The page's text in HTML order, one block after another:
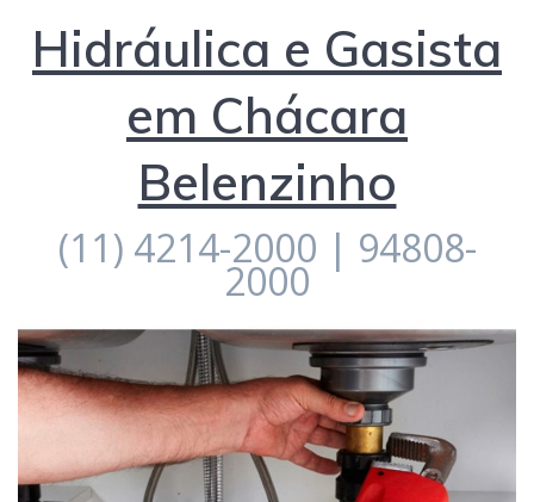
Hidráulica e Gasista
em Chácara
Belenzinho
(11) 4214-2000 | 94808-
2000